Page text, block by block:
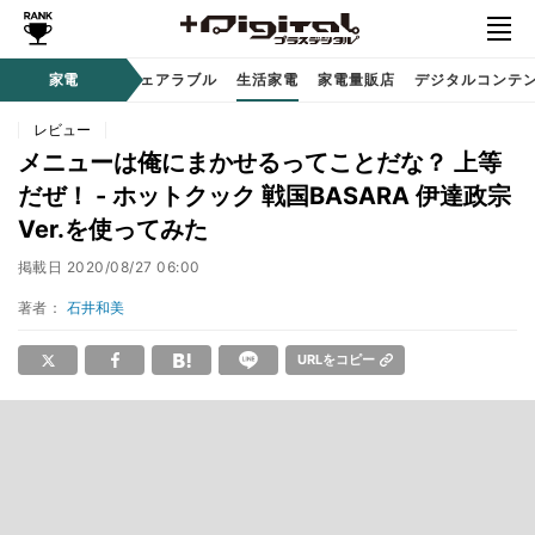
家電
ディオ 時計 / ウェアラブル 生活家電 家電量販店 デジタルコンテ
レビュー
メニューは俺にまかせるってことだな？ 上等
だぜ！ - ホットクック 戦国BASARA 伊達政宗
Ver.を使ってみた
掲載日 2020/08/27 06:00
著者： 石井和美
URLをコピー